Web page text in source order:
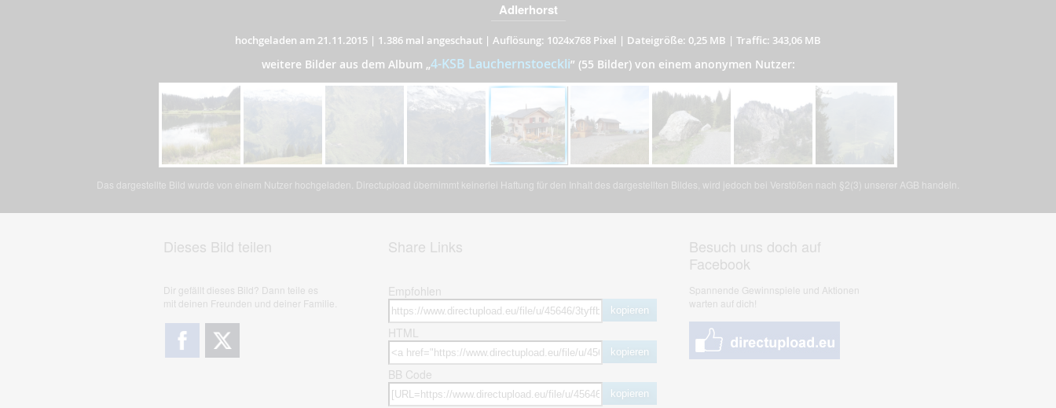
Adlerhorst
hochgeladen am 21.11.2015 | 1.386 mal angeschaut | Auflösung: 1024x768 Pixel | Dateigröße: 0,25 MB | Traffic: 343,06 MB
weitere Bilder aus dem Album „4-KSB Lauchernstoeckli” (55 Bilder) von einem anonymen Nutzer:
Das dargestellte Bild wurde von einem Nutzer hochgeladen. Directupload übernimmt keinerlei Haftung für den Inhalt des dargestellten Bildes, wird jedoch bei Verstößen nach §2(3) unserer AGB handeln.
Dieses Bild teilen
Dir gefällt dieses Bild? Dann teile es
mit deinen Freunden und deiner Familie.
Share Links
Empfohlen
kopieren
HTML
kopieren
BB Code
kopieren
Besuch uns doch auf
Facebook
Spannende Gewinnspiele und Aktionen
warten auf dich!